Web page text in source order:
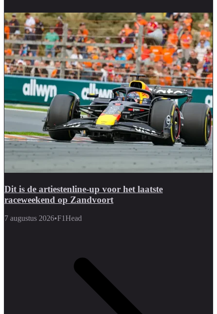
Dit is de artiestenline-up voor het laatste
raceweekend op Zandvoort
7 augustus 2026•F1Head